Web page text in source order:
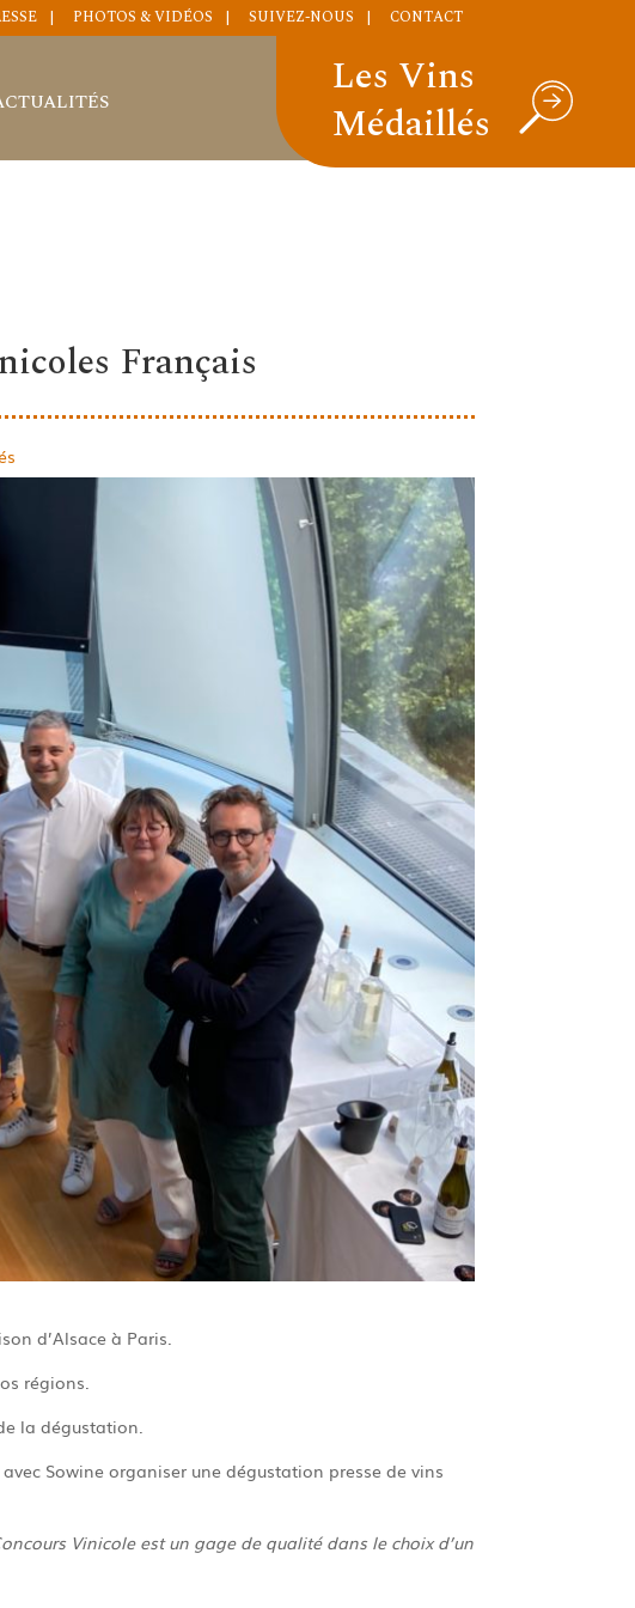
PHOTOS & VIDÉOS SUIVEZ-NOUS CONTACT
Les Vins
Médaillés
Français
d’Alsace à Paris.
régions.
la dégustation.
Sowine organiser une dégustation presse de vins
Vinicole est un gage de qualité dans le choix d’un